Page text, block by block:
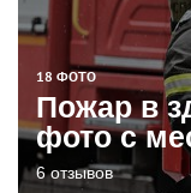
18 ФОТО
Пожар в
фото с
6 отзывов